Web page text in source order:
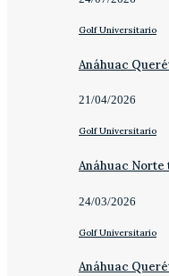
Golf Universitario
Anáhuac
21/04/2026
Golf Universitario
Anáhuac
24/03/2026
Golf Universitario
Anáhuac